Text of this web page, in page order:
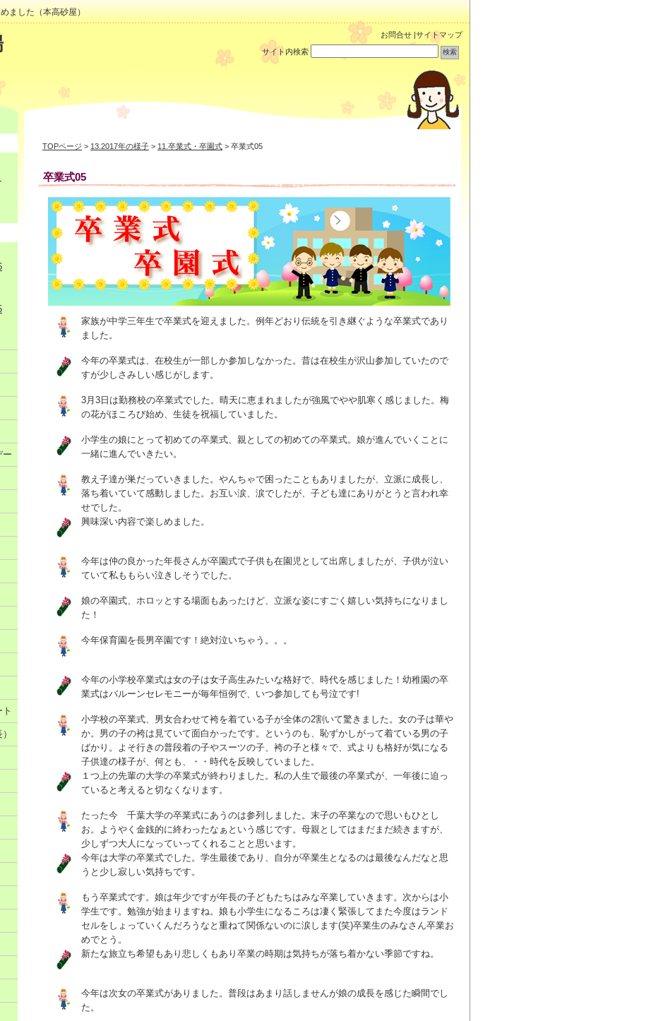
ました（本高砂屋）
お問合せ |サイトマップ
サイト内検索
TOPページ > 13.2017年の様子 > 11.卒業式・卒園式 > 卒業式05
卒業式05
家族が中学三年生で卒業式を迎えました。例年どおり伝統を引き継ぐような卒業式であり
ました。
今年の卒業式は、在校生が一部しか参加しなかった。昔は在校生が沢山参加していたので
すが少しさみしい感じがします。
3月3日は勤務校の卒業式でした。晴天に恵まれましたが強風でやや肌寒く感じました。梅
の花がほころび始め、生徒を祝福していました。
小学生の娘にとって初めての卒業式、親としての初めての卒業式。娘が進んでいくことに
一緒に進んでいきたい。
教え子達が巣だっていきました。やんちゃで困ったこともありましたが、立派に成長し、
落ち着いていて感動しました。お互い涙、涙でしたが、子ども達にありがとうと言われ幸
せでした。
興味深い内容で楽しめました。
今年は仲の良かった年長さんが卒園式で子供も在園児として出席しましたが、子供が泣い
ていて私ももらい泣きしそうでした。
娘の卒園式、ホロッとする場面もあったけど、立派な姿にすごく嬉しい気持ちになりまし
た！
今年保育園を長男卒園です！絶対泣いちゃう。。。
今年の小学校卒業式は女の子は女子高生みたいな格好で、時代を感じました！幼稚園の卒
業式はバルーンセレモニーが毎年恒例で、いつ参加しても号泣です!
小学校の卒業式、男女合わせて袴を着ている子が全体の2割いて驚きました。女の子は華や
か。男の子の袴は見ていて面白かったです。というのも、恥ずかしがって着ている男の子
ばかり。よそ行きの普段着の子やスーツの子、袴の子と様々で、式よりも格好が気になる
子供達の様子が、何とも、・・時代を反映していました。
１つ上の先輩の大学の卒業式が終わりました。私の人生で最後の卒業式が、一年後に迫っ
ていると考えると切なくなります。
たった今 千葉大学の卒業式にあうのは参列しました。末子の卒業なので思いもひとし
お。ようやく金銭的に終わったなぁという感じです。母親としてはまだまだ続きますが、
少しずつ大人になっていってくれることと思います。
今年は大学の卒業式でした。学生最後であり、自分が卒業生となるのは最後なんだなと思
うと少し寂しい気持ちです。
もう卒業式です。娘は年少ですが年長の子どもたちはみな卒業していきます。次からは小
学生です。勉強が始まりますね。娘も小学生になるころは凄く緊張してまた今度はランド
セルをしょっていくんだろうなと重ねて関係ないのに涙します(笑)卒業生のみなさん卒業お
めでとう。
新たな旅立ち希望もあり悲しくもあり卒業の時期は気持ちが落ち着かない季節ですね。
今年は次女の卒業式がありました。普段はあまり話しませんが娘の成長を感じた瞬間でし
た。
ー